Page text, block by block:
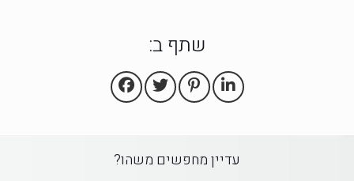
שתף ב:
עדיין מחפשים משהו?